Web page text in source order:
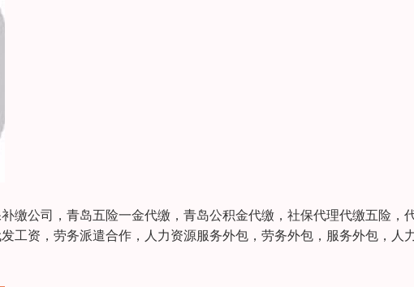
缴公司，青岛五险一金代缴，青岛公积金代缴，社保代理代缴五险，
工资，劳务派遣合作，人力资源服务外包，劳务外包，服务外包，人